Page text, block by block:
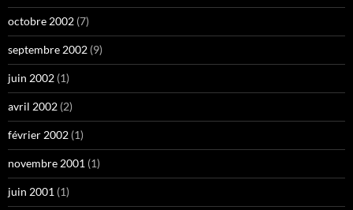
octobre 2002 (7)
septembre 2002 (9)
juin 2002 (1)
avril 2002 (2)
février 2002 (1)
novembre 2001 (1)
juin 2001 (1)